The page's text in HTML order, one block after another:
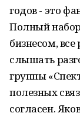
годов - это
Полный
бизнесом,
слышать
группы
полезных
согласен.